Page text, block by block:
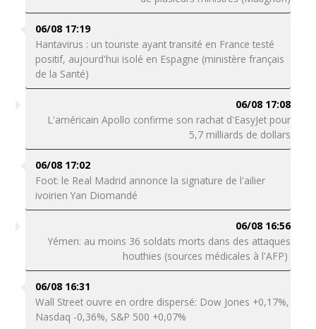
06/08 17:19
Hantavirus : un touriste ayant transité en France testé
positif, aujourd'hui isolé en Espagne (ministère français
de la Santé)
06/08 17:08
L'américain Apollo confirme son rachat d'EasyJet pour
5,7 milliards de dollars
06/08 17:02
Foot: le Real Madrid annonce la signature de l'ailier
ivoirien Yan Diomandé
06/08 16:56
Yémen: au moins 36 soldats morts dans des attaques
houthies (sources médicales à l'AFP)
06/08 16:31
Wall Street ouvre en ordre dispersé: Dow Jones +0,17%,
Nasdaq -0,36%, S&P 500 +0,07%